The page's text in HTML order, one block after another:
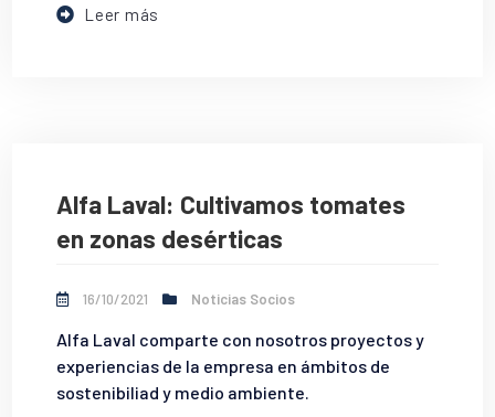
Leer más
Alfa Laval: Cultivamos tomates
en zonas desérticas
16/10/2021 Noticias Socios
Alfa Laval comparte con nosotros proyectos y
experiencias de la empresa en ámbitos de
sostenibiliad y medio ambiente.